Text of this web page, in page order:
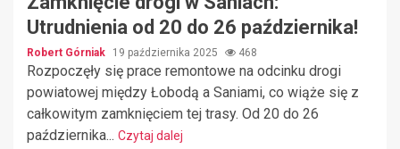
Utrudnienia od 20 do 26 października!
Robert Górniak 19 października 2025 468
Rozpoczęły się prace remontowe na odcinku drogi
powiatowej między Łobodą a Saniami, co wiąże się z
całkowitym zamknięciem tej trasy. Od 20 do 26
października... Czytaj dalej